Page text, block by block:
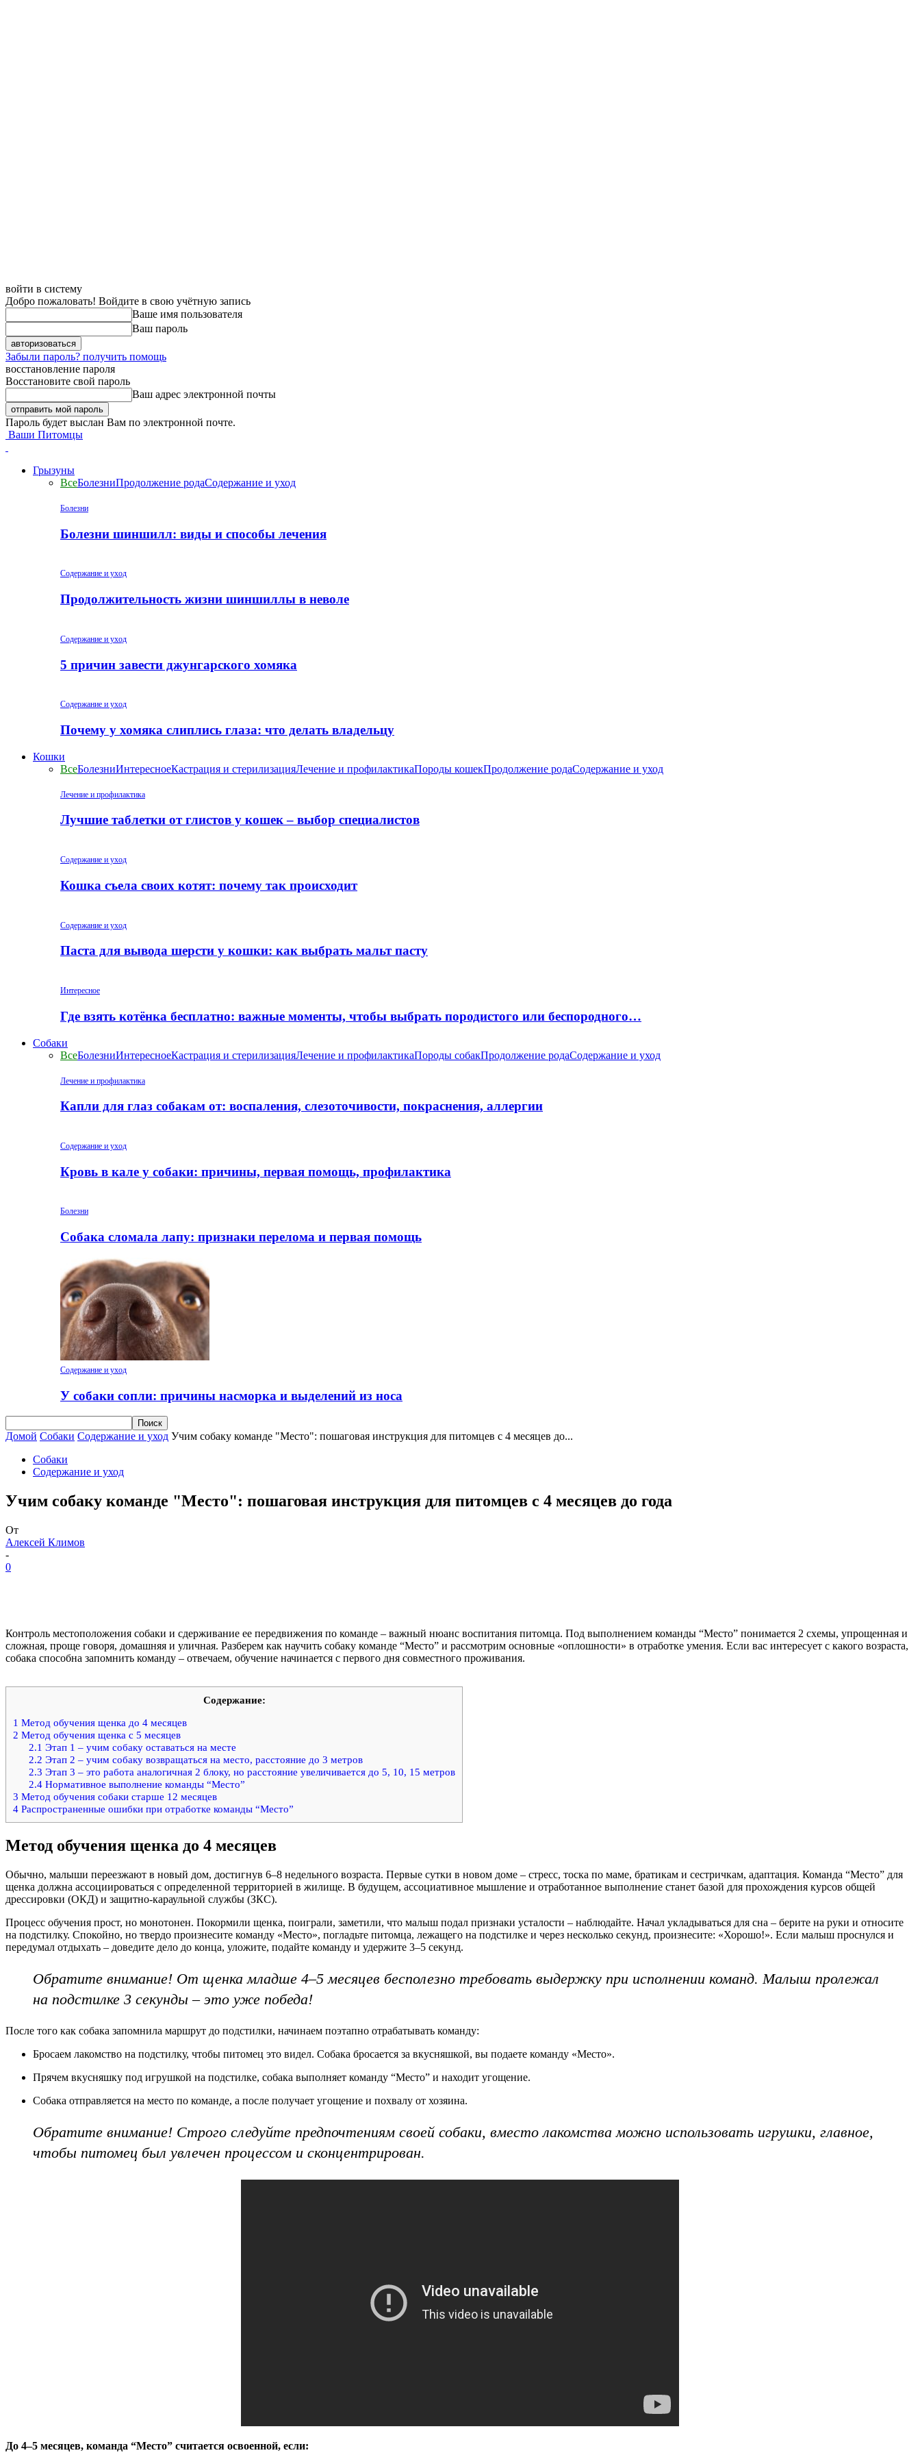
войти в систему
Добро пожаловать! Войдите в свою учётную запись
Ваше имя пользователя
Ваш пароль
Забыли пароль? получить помощь
восстановление пароля
Восстановите свой пароль
Ваш адрес электронной почты
Пароль будет выслан Вам по электронной почте.
Ваши Питомцы
Грызуны
ВсеБолезниПродолжение родаСодержание и уход
Болезни
Болезни шиншилл: виды и способы лечения
Содержание и уход
Продолжительность жизни шиншиллы в неволе
Содержание и уход
5 причин завести джунгарского хомяка
Содержание и уход
Почему у хомяка слиплись глаза: что делать владельцу
Кошки
ВсеБолезниИнтересноеКастрация и стерилизацияЛечение и профилактикаПороды кошекПродолжение родаСодержание и уход
Лечение и профилактика
Лучшие таблетки от глистов у кошек – выбор специалистов
Содержание и уход
Кошка съела своих котят: почему так происходит
Содержание и уход
Паста для вывода шерсти у кошки: как выбрать мальт пасту
Интересное
Где взять котёнка бесплатно: важные моменты, чтобы выбрать породистого или беспородного…
Собаки
ВсеБолезниИнтересноеКастрация и стерилизацияЛечение и профилактикаПороды собакПродолжение родаСодержание и уход
Лечение и профилактика
Капли для глаз собакам от: воспаления, слезоточивости, покраснения, аллергии
Содержание и уход
Кровь в кале у собаки: причины, первая помощь, профилактика
Болезни
Собака сломала лапу: признаки перелома и первая помощь
Содержание и уход
У собаки сопли: причины насморка и выделений из носа
Домой Собаки Содержание и уход Учим собаку команде "Место": пошаговая инструкция для питомцев с 4 месяцев до...
Собаки
Содержание и уход
Учим собаку команде "Место": пошаговая инструкция для питомцев с 4 месяцев до года
От
Алексей Климов
-
0
Контроль местоположения собаки и сдерживание ее передвижения по команде – важный нюанс воспитания питомца. Под выполнением команды “Место” понимается 2 схемы, упрощенная и
сложная, проще говоря, домашняя и уличная. Разберем как научить собаку команде “Место” и рассмотрим основные «оплошности» в отработке умения. Если вас интересует с какого возраста,
собака способна запомнить команду – отвечаем, обучение начинается с первого дня совместного проживания.
Содержание:
1 Метод обучения щенка до 4 месяцев
2 Метод обучения щенка с 5 месяцев
2.1 Этап 1 – учим собаку оставаться на месте
2.2 Этап 2 – учим собаку возвращаться на место, расстояние до 3 метров
2.3 Этап 3 – это работа аналогичная 2 блоку, но расстояние увеличивается до 5, 10, 15 метров
2.4Нормативное выполнение команды “Место”
3 Метод обучения собаки старше 12 месяцев
4 Распространенные ошибки при отработке команды “Место”
Метод обучения щенка до 4 месяцев
Обычно, малыши переезжают в новый дом, достигнув 6–8 недельного возраста. Первые сутки в новом доме – стресс, тоска по маме, братикам и сестричкам, адаптация. Команда “Место” для
щенка должна ассоциироваться с определенной территорией в жилище. В будущем, ассоциативное мышление и отработанное выполнение станет базой для прохождения курсов общей
дрессировки (ОКД) и защитно-караульной службы (ЗКС).
Процесс обучения прост, но монотонен. Покормили щенка, поиграли, заметили, что малыш подал признаки усталости – наблюдайте. Начал укладываться для сна – берите на руки и относите
на подстилку. Спокойно, но твердо произнесите команду «Место», погладьте питомца, лежащего на подстилке и через несколько секунд, произнесите: «Хорошо!». Если малыш проснулся и
передумал отдыхать – доведите дело до конца, уложите, подайте команду и удержите 3–5 секунд.
Обратите внимание! От щенка младше 4–5 месяцев бесполезно требовать выдержку при исполнении команд. Малыш пролежал
на подстилке 3 секунды – это уже победа!
После того как собака запомнила маршрут до подстилки, начинаем поэтапно отрабатывать команду:
Бросаем лакомство на подстилку, чтобы питомец это видел. Собака бросается за вкусняшкой, вы подаете команду «Место».
Прячем вкусняшку под игрушкой на подстилке, собака выполняет команду “Место” и находит угощение.
Собака отправляется на место по команде, а после получает угощение и похвалу от хозяина.
Обратите внимание! Строго следуйте предпочтениям своей собаки, вместо лакомства можно использовать игрушки, главное,
чтобы питомец был увлечен процессом и сконцентрирован.
До 4–5 месяцев, команда “Место” считается освоенной, если: